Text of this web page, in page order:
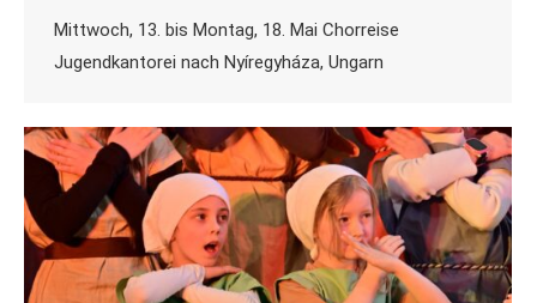
Mittwoch, 13. bis Montag, 18. Mai Chorreise
Jugendkantorei nach Nyíregyháza, Ungarn